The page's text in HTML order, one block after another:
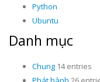
Python
Ubuntu
Danh mục
Chung 14 entries